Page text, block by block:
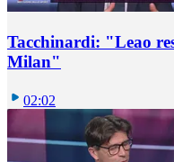
Tacchinardi: "Leao
Milan"
02:02